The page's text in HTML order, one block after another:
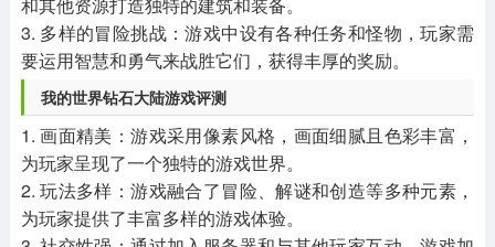
3. 多样的冒险挑战：游戏中设有各种任务和怪物，玩家需
要运用智慧和勇气来战胜它们，获得丰厚的奖励。
我的世界钻石大陆游戏评测
1. 画面精美：游戏采用像素风格，画面细腻且色彩丰富，
为玩家呈现了一个独特的游戏世界。
2. 玩法多样：游戏融合了冒险、解谜和创造等多种元素，
为玩家提供了丰富多样的游戏体验。